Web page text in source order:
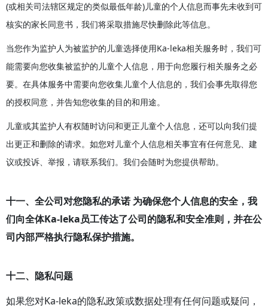
(或相关司法辖区规定的类似最低年龄)儿童的个人信息而事先未收到可
核实的家长同意书，我们将采取措施尽快删除此等信息。
当您作为监护人为被监护的儿童选择使用Ka-leka相关服务时，我们可
能需要向您收集被监护的儿童个人信息，用于向您履行相关服务之必
要。在具体服务中需要向您收集儿童个人信息的，我们会事先取得您
的授权同意，并告知您收集的目的和用途。
儿童或其监护人有权随时访问和更正儿童个人信息，还可以向我们提
出更正和删除的请求。如您对儿童个人信息相关事宜有任何意见、建
议或投诉、举报，请联系我们。我们会随时为您提供帮助。
十一、全公司对您隐私的承诺 为确保您个人信息的安全，我
们向全体Ka-leka员工传达了公司的隐私和安全准则，并在公
司内部严格执行隐私保护措施。
十二、隐私问题
如果您对Ka-leka的隐私政策或数据处理有任何问题或疑问，